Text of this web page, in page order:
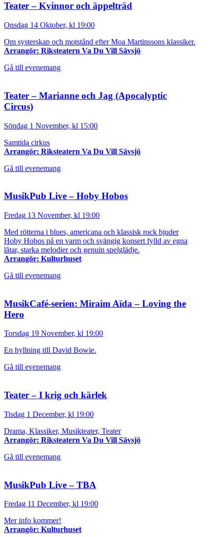
Teater – Kvinnor och äppelträd
Onsdag 14 Oktober, kl 19:00
Om systerskap och motstånd efter Moa Martinssons klassiker.
Arrangör: Riksteatern Va Du Vill Sävsjö
Gå till evenemang
Teater – Marianne och Jag (Apocalyptic
Circus)
Söndag 1 November, kl 15:00
Samtida cirkus
Arrangör: Riksteatern Va Du Vill Sävsjö
Gå till evenemang
MusikPub Live – Hoby Hobos
Fredag 13 November, kl 19:00
Med rötterna i blues, americana och klassisk rock bjuder
Hoby Hobos på en varm och svängig konsert fylld av egna
låtar, starka melodier och genuin spelglädje.
Arrangör: Kulturhuset
Gå till evenemang
MusikCafé-serien: Miraim Aïda – Loving the
Hero
Torsdag 19 November, kl 19:00
En hyllning till David Bowie.
Gå till evenemang
Teater – I krig och kärlek
Tisdag 1 December, kl 19:00
Drama, Klassiker, Musikteater, Teater
Arrangör: Riksteatern Va Du Vill Sävsjö
Gå till evenemang
MusikPub Live – TBA
Fredag 11 December, kl 19:00
Mer info kommer!
Arrangör: Kulturhuset